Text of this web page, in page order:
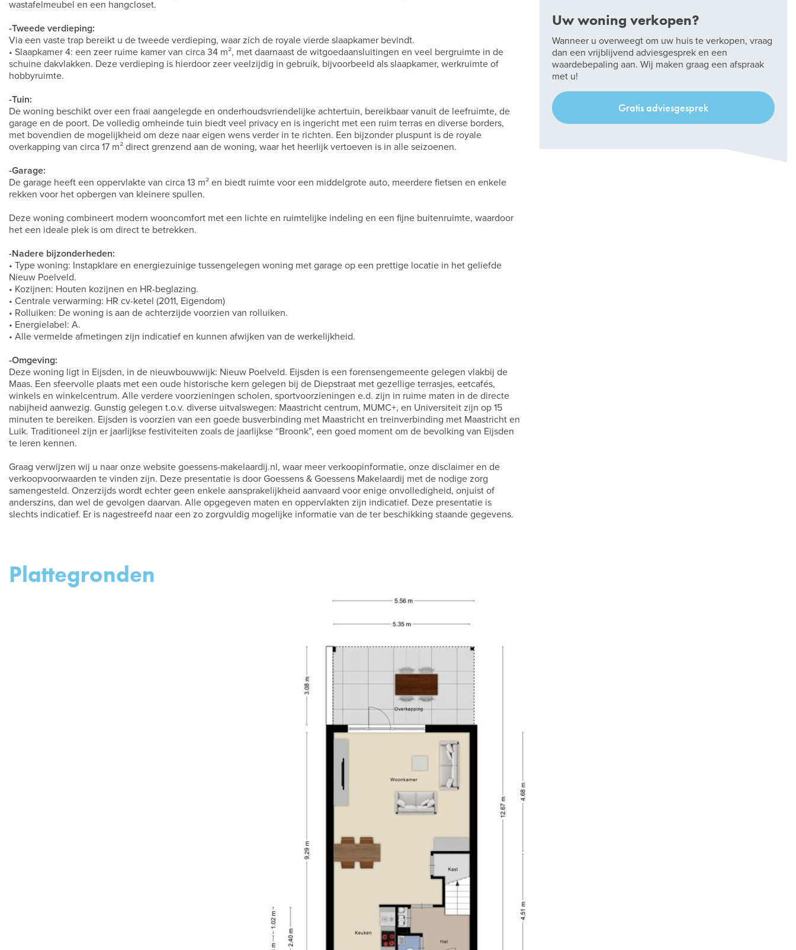
wastafelmeubel en een hangcloset.
-Tweede verdieping:
Via een vaste trap bereikt u de tweede verdieping, waar zich de royale vierde slaapkamer bevindt.
• Slaapkamer 4: een zeer ruime kamer van circa 34 m², met daarnaast de witgoedaansluitingen en veel bergruimte in de
schuine dakvlakken. Deze verdieping is hierdoor zeer veelzijdig in gebruik, bijvoorbeeld als slaapkamer, werkruimte of
hobbyruimte.
-Tuin:
De woning beschikt over een fraai aangelegde en onderhoudsvriendelijke achtertuin, bereikbaar vanuit de leefruimte, de
garage en de poort. De volledig omheinde tuin biedt veel privacy en is ingericht met een ruim terras en diverse borders,
met bovendien de mogelijkheid om deze naar eigen wens verder in te richten. Een bijzonder pluspunt is de royale
overkapping van circa 17 m² direct grenzend aan de woning, waar het heerlijk vertoeven is in alle seizoenen.
-Garage:
De garage heeft een oppervlakte van circa 13 m² en biedt ruimte voor een middelgrote auto, meerdere fietsen en enkele
rekken voor het opbergen van kleinere spullen.
Deze woning combineert modern wooncomfort met een lichte en ruimtelijke indeling en een fijne buitenruimte, waardoor
het een ideale plek is om direct te betrekken.
-Nadere bijzonderheden:
• Type woning: Instapklare en energiezuinige tussengelegen woning met garage op een prettige locatie in het geliefde
Nieuw Poelveld.
• Kozijnen: Houten kozijnen en HR-beglazing.
• Centrale verwarming: HR cv-ketel (2011, Eigendom)
• Rolluiken: De woning is aan de achterzijde voorzien van rolluiken.
• Energielabel: A.
• Alle vermelde afmetingen zijn indicatief en kunnen afwijken van de werkelijkheid.
-Omgeving:
Deze woning ligt in Eijsden, in de nieuwbouwwijk: Nieuw Poelveld. Eijsden is een forensengemeente gelegen vlakbij de
Maas. Een sfeervolle plaats met een oude historische kern gelegen bij de Diepstraat met gezellige terrasjes, eetcafés,
winkels en winkelcentrum. Alle verdere voorzieningen scholen, sportvoorzieningen e.d. zijn in ruime maten in de directe
nabijheid aanwezig. Gunstig gelegen t.o.v. diverse uitvalswegen: Maastricht centrum, MUMC+, en Universiteit zijn op 15
minuten te bereiken. Eijsden is voorzien van een goede busverbinding met Maastricht en treinverbinding met Maastricht en
Luik. Traditioneel zijn er jaarlijkse festiviteiten zoals de jaarlijkse “Broonk”, een goed moment om de bevolking van Eijsden
te leren kennen.
Graag verwijzen wij u naar onze website goessens-makelaardij.nl, waar meer verkoopinformatie, onze disclaimer en de
verkoopvoorwaarden te vinden zijn. Deze presentatie is door Goessens & Goessens Makelaardij met de nodige zorg
samengesteld. Onzerzijds wordt echter geen enkele aansprakelijkheid aanvaard voor enige onvolledigheid, onjuist of
anderszins, dan wel de gevolgen daarvan. Alle opgegeven maten en oppervlakten zijn indicatief. Deze presentatie is
slechts indicatief. Er is nagestreefd naar een zo zorgvuldig mogelijke informatie van de ter beschikking staande gegevens.
Uw woning verkopen?
Wanneer u overweegt om uw huis te verkopen, vraag
dan een vrijblijvend adviesgesprek en een
waardebepaling aan. Wij maken graag een afspraak
met u!
Gratis adviesgesprek
Plattegronden